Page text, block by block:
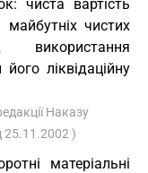
чиста вартість
майбутніх чистих
ліквідаційну
Наказу
25.11.2002 )
матеріальні